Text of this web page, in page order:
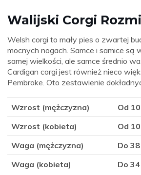
Walijski Corgi
Welsh corgi to mały pies o zwartej
mocnych nogach. Samce i samice są
samej wielkości, ale samce średnio
Cardigan corgi jest również nieco
Pembroke. Oto zestawienie
Wzrost (mężczyzna)
Od
Wzrost (kobieta)
Od
Waga (mężczyzna)
Do
Waga (kobieta)
Do